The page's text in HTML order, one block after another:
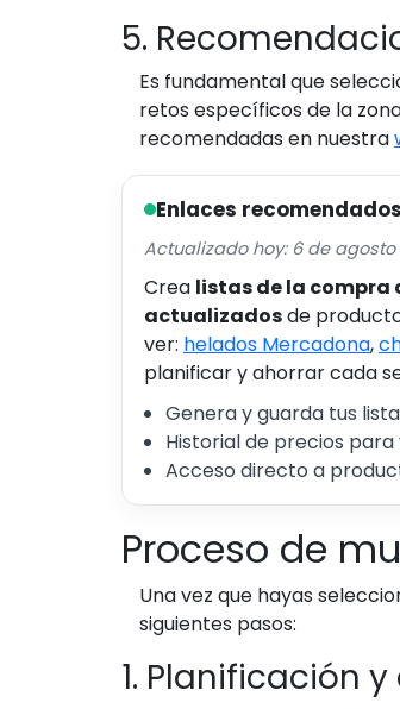
5.
Es fundamental que
retos específicos de la
recomendadas en nuestra
Enlaces
Actualizado hoy: 6 de agosto
Crea listas de la compra
actualizadosde
ver: helados Mercadona,
planificar y ahorrar cada
Genera y guarda tus
Historial de precios
Acceso directo a
Proceso de
Una vez que hayas
siguientes pasos:
1. Planificación